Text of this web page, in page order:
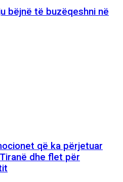
bëjnë të buzëqeshni në
që ka përjetuar
dhe flet për